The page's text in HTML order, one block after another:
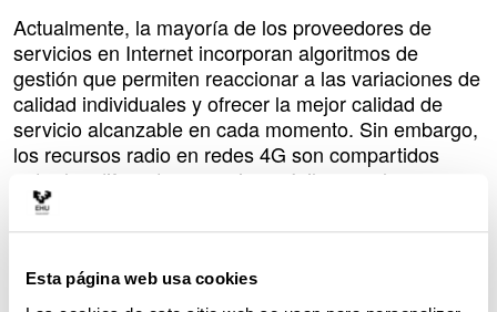
Esta página web usa cookies
Actualmente, la mayoría de los proveedores de
servicios en Internet incorporan algoritmos de
gestión que permiten reaccionar a las variaciones de
calidad individuales y ofrecer la mejor calidad de
servicio alcanzable en cada momento. Sin embargo,
los recursos radio en redes 4G son compartidos
entre los diferentes usuarios móviles, por lo que una
gestión individualizada lleva a situaciones inestables
y cambios constantes en la calidad alcanzada.
Investigadores del grupo Networking, Quality and